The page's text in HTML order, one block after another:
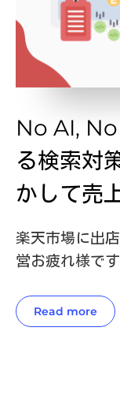
No AI,
る検索対
かして売
楽天市場に出
営お疲れ様で
Read more